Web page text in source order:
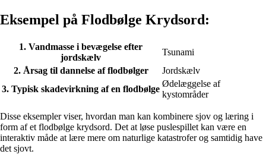
Eksempel på Flodbølge Krydsord:
1. Vandmasse i bevægelse efter
jordskælv
Tsunami
2. Årsag til dannelse af flodbølger
Jordskælv
3. Typisk skadevirkning af en flodbølge
Ødelæggelse af
kystområder
Disse eksempler viser, hvordan man kan kombinere sjov og læring i
form af et flodbølge krydsord. Det at løse puslespillet kan være en
interaktiv måde at lære mere om naturlige katastrofer og samtidig have
det sjovt.